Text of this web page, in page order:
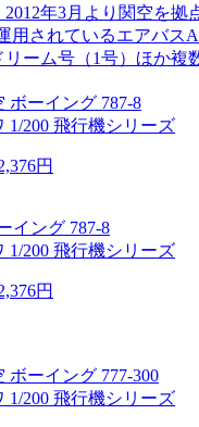
年3月より関空を拠
用されているエアバス
リーム号（1号）ほか複
ボーイング 787-8
1/200 飛行機シリーズ
円
イング 787-8
1/200 飛行機シリーズ
円
ボーイング 777-300
1/200 飛行機シリーズ